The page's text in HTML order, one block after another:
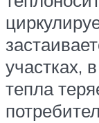
участках,
тепла